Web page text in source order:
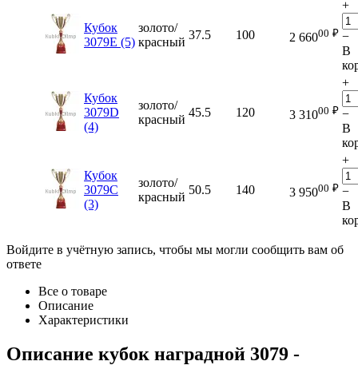
Кубок
3079E (5)
золото/
красный
37.5 100 2 66000 ₽
+
−
В
Кубок
3079D
(4)
золото/
красный
45.5 120 3 31000 ₽
+
−
В
Кубок
3079C
(3)
золото/
красный
50.5 140 3 95000 ₽
+
−
В
Войдите в учётную запись, чтобы мы могли сообщить вам об
ответе
Все о товаре
Описание
Характеристики
Описание кубок наградной 3079 -